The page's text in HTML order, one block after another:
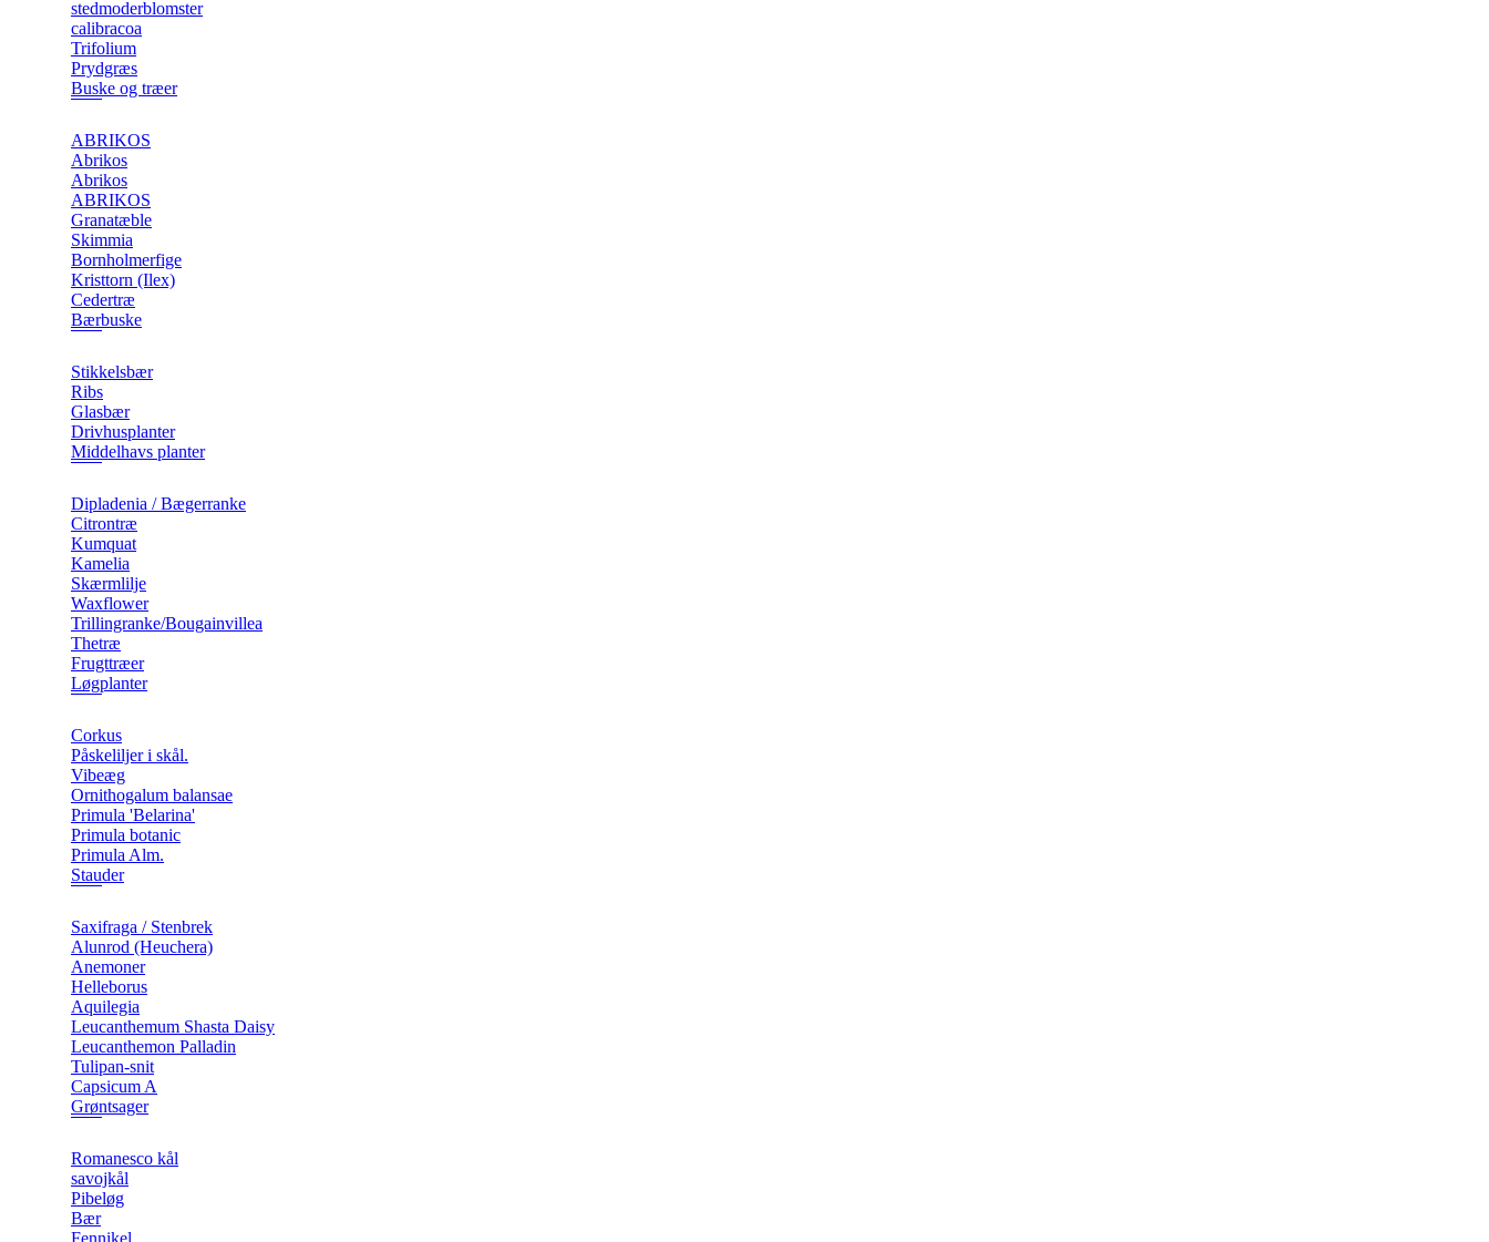
stedmoderblomster
calibracoa
Trifolium
Prydgræs
Buske og træer
ABRIKOS
Abrikos
Abrikos
ABRIKOS
Granatæble
Skimmia
Bornholmerfige
Kristtorn (Ilex)
Cedertræ
Bærbuske
Stikkelsbær
Ribs
Glasbær
Drivhusplanter
Middelhavs planter
Dipladenia / Bægerranke
​Citrontræ
Kumquat
​Kamelia
Skærmlilje
Waxflower
​Trillingranke/Bougainvillea
Thetræ
Frugttræer
Løgplanter
Corkus
Påskeliljer i skål.
Vibeæg
Ornithogalum balansae
Primula 'Belarina'
Primula botanic
Primula Alm.
Stauder
Saxifraga / Stenbrek
Alunrod (Heuchera)
Anemoner
Helleborus
Aquilegia
Leucanthemum Shasta Daisy
Leucanthemon Palladin
Tulipan-snit
Capsicum A
Grøntsager
Romanesco kål
savojkål
Pibeløg
Bær